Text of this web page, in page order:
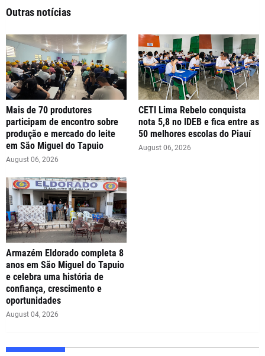
Outras notícias
Mais de 70 produtores
participam de encontro sobre
produção e mercado do leite
em São Miguel do Tapuio
August 06, 2026
CETI Lima Rebelo conquista
nota 5,8 no IDEB e fica entre as
50 melhores escolas do Piauí
August 06, 2026
Armazém Eldorado completa 8
anos em São Miguel do Tapuio
e celebra uma história de
confiança, crescimento e
oportunidades
August 04, 2026